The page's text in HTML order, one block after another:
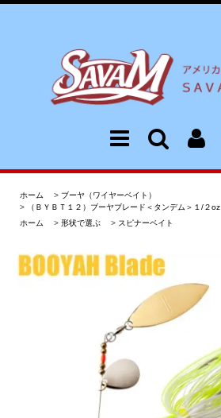
ホーム > ブーヤ（ワイヤーベイト）
>
（ＢＹＢＴ１２）ブーヤブレード＜タンデム＞１/２oz
ホーム
> 形状で選ぶ > スピナーベイト